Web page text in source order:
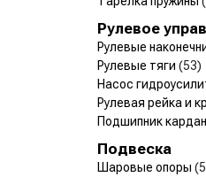
Рулевое
Рулевые
Рулевые тяги (53)
Насос
Рулевая рейка и
Подшипник
Подвеска
Шаровые опоры